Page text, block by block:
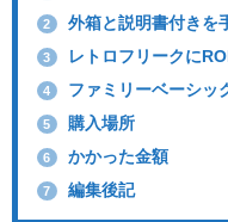
2 外箱と説明書付きを
3 レトロフリークに
4 ファミリーベーシッ
5 購入場所
6 かかった金額
7 編集後記